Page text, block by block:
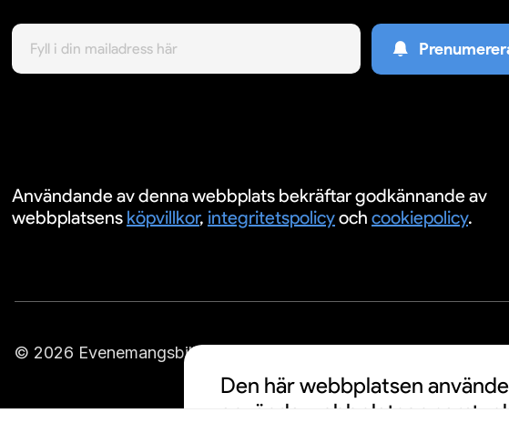
Användande av denna webbplats bekräftar godkännande av
webbplatsens köpvillkor, integritetspolicyoch cookiepolicy.
© 2026 Evenemangsbiljetter.se
Den här webbplatsen
använda webbplatsen